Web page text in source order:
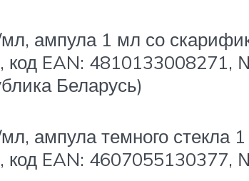
ампула 1 мл со
код EAN:
Беларусь)
ампула темного стекла
код EAN: